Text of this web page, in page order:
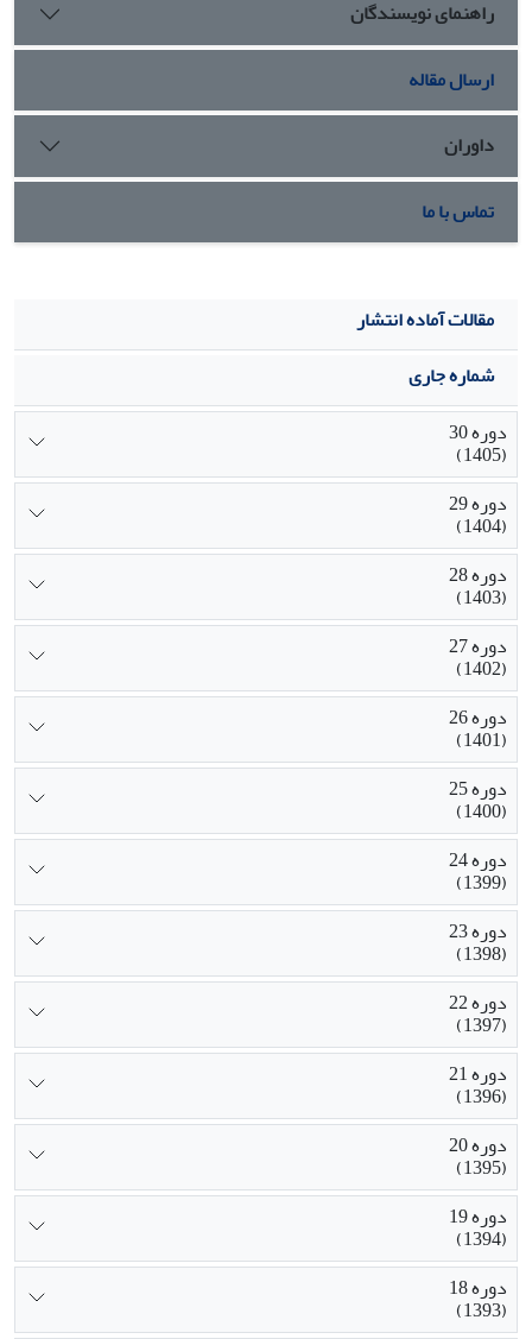
راهنمای نویسندگان
ارسال مقاله
داوران
تماس با ما
مقالات آماده انتشار
شماره جاری
دوره 30
(1405)
دوره 29
(1404)
دوره 28
(1403)
دوره 27
(1402)
دوره 26
(1401)
دوره 25
(1400)
دوره 24
(1399)
دوره 23
(1398)
دوره 22
(1397)
دوره 21
(1396)
دوره 20
(1395)
دوره 19
(1394)
دوره 18
(1393)